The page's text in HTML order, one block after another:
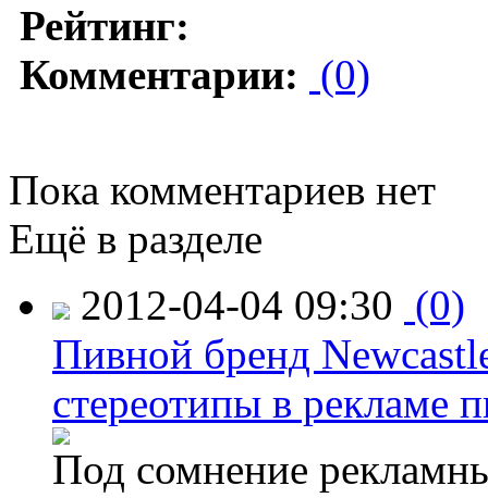
Рейтинг:
Комментарии: (0)
Пока комментариев нет
Ещё в разделе
2012-04-04 09:30 (0)
Пивной бренд
стереотипы в рекламе
Под сомнение